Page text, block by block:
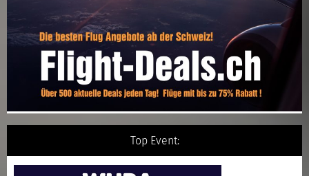
Top Event: